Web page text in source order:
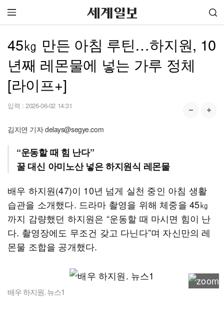
45㎏ 만든 아침 루틴…하지원, 10
년째 레몬물에 넣는 가루 정체
[라이프+]
입력 : 2026-06-02 14:31
김지연 기자 delays@segye.com
“운동할 때 힘 난다”
꿀 대신 아미노산 넣은 하지원식 레몬물
배우 하지원(47)이 10년 넘게 실천 중인 아침 생활
습관을 소개했다. 드라마 촬영을 위해 체중을 45㎏
까지 감량했던 하지원은 “운동할 때 마시면 힘이 난
다. 촬영장에도 무조건 갖고 다닌다”며 자신만의 레
몬물 조합을 공개했다.
배우 하지원. 뉴스1